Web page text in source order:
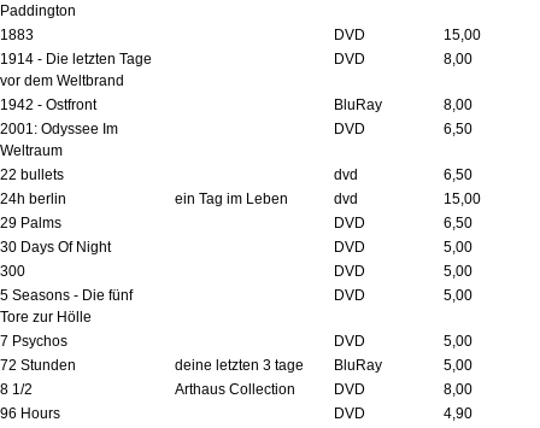
Paddington
1883 DVD
15,00
1914 - Die letzten Tage
vor dem Weltbrand
DVD 8,00
1942 - Ostfront BluRay
8,00
2001: Odyssee Im
Weltraum
DVD 6,50
22 bullets dvd
6,50
24h berlin
ein Tag im Leben dvd
15,00
29 Palms
DVD
6,50
30 Days Of Night
DVD
5,00
300
DVD
5,00
5 Seasons - Die fünf
Tore zur Hölle
DVD 5,00
7 Psychos DVD
5,00
72 Stunden
deine letzten 3 tage BluRay
5,00
8 1/2
Arthaus Collection DVD
8,00
96 Hours
DVD
4,90